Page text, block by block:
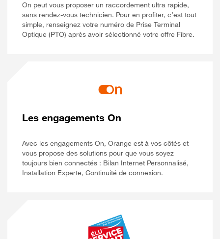
On peut vous proposer un raccordement ultra rapide,
sans rendez-vous technicien. Pour en profiter, c’est tout
simple, renseignez votre numéro de Prise Terminal
Optique (PTO) après avoir sélectionné votre offre Fibre.
Les engagements On
Avec les engagements On, Orange est à vos côtés et
vous propose des solutions pour que vous soyez
toujours bien connectés : Bilan Internet Personnalisé,
Installation Experte, Continuité de connexion.